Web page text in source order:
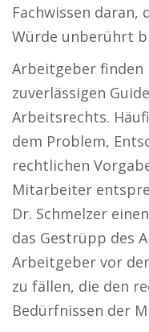
Fachwissen daran,
Würde unberührt
Arbeitgeber finden
zuverlässigen
Arbeitsrechts.
dem Problem,
rechtlichen
Mitarbeiter
Dr. Schmelzer
das Gestrüpp des
Arbeitgeber vor
zu fällen, die den
Bedürfnissen der